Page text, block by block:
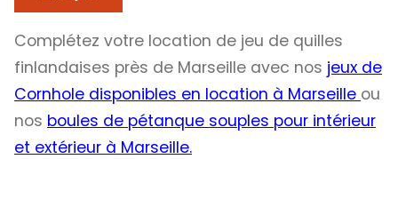
Complétez votre location de jeu de quilles
finlandaises près de Marseille avec nos jeux de
Cornhole disponibles en location à Marseille ou
nos boules de pétanque souples pour intérieur
et extérieur à Marseille.